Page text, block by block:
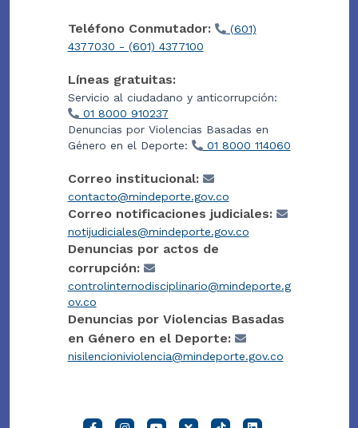
Teléfono Conmutador:
(601)
4377030 - (601) 4377100
Líneas gratuitas:
Servicio al ciudadano y anticorrupción:
01 8000 910237
Denuncias por Violencias Basadas en
Género en el Deporte:
01 8000 114060
Correo institucional:
contacto@mindeporte.gov.co
Correo notificaciones judiciales:
notijudiciales@mindeporte.gov.co
Denuncias por actos de
corrupción:
controlinternodisciplinario@mindeporte.g
ov.co
Denuncias por Violencias Basadas
en Género en el Deporte:
nisilencioniviolencia@mindeporte.gov.co